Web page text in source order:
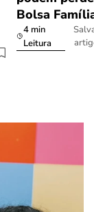
Bolsa
4 min
Leitura